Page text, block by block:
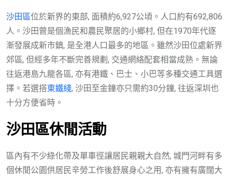
沙田區位於新界的東部, 面積約6,927公頃。人口約有692,806
人。沙田曾是個漁民和農民聚居的小鄉村, 但在1970年代逐
漸發展成新市鎮, 是全港人口最多的地區。雖然沙田位處新界
郊區, 但經多年不斷完善規劃, 交通網絡配套相當成熟。無論
往返港島九龍各區, 亦有港鐵、巴士、小巴等多種交通工具選
擇。若選搭東鐵綫, 沙田至金鐘亦只需約30分鐘, 往返深圳也
十分方便省時。
沙田區休閒活動
區內有不少綠化帶及單車徑讓居民親親大自然, 城門河畔有多
個休閒公園供居民辛勞工作後舒展身心之用, 亦有擁有廣闊大